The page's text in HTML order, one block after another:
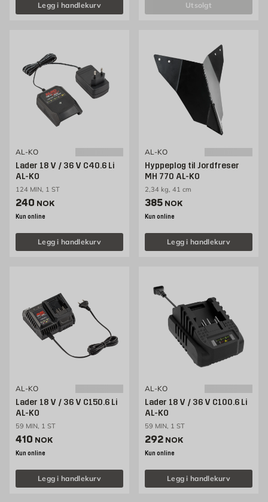
Legg i handlekurv utsolgt
AL-KO
Lader 18 V / 36 V C40.6 Li
AL-KO
124 MIN, 1 ST
Pris 240 NOK /stk
240 NOK
Kun online
Legg i handlekurv
AL-KO
Hyppeplog til Jordfreser
MH 770 AL-KO
2,34 kg, 41 cm
Pris 385 NOK /stk
385 NOK
Kun online
Legg i handlekurv
AL-KO
Lader 18 V / 36 V C150.6 Li
AL-KO
59 MIN, 1 ST
Pris 410 NOK /stk
410 NOK
Kun online
Legg i handlekurv
AL-KO
Lader 18 V / 36 V C100.6 Li
AL-KO
59 MIN, 1 ST
Pris 292 NOK /stk
292 NOK
Kun online
Legg i handlekurv